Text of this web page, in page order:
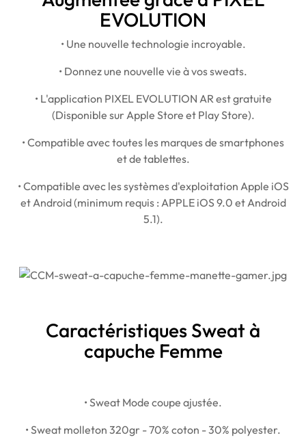
EVOLUTION
• Une nouvelle technologie incroyable.
• Donnez une nouvelle vie à vos sweats.
• L'application PIXEL EVOLUTION AR est gratuite
(Disponible sur Apple Store et Play Store).
• Compatible avec toutes les marques de smartphones
et de tablettes.
• Compatible avec les systèmes d'exploitation Apple iOS
et Android (minimum requis : APPLE iOS 9.0 et Android
5.1).
Caractéristiques Sweat à
capuche Femme
• Sweat Mode coupe ajustée.
• Sweat molleton 320gr - 70% coton - 30% polyester.